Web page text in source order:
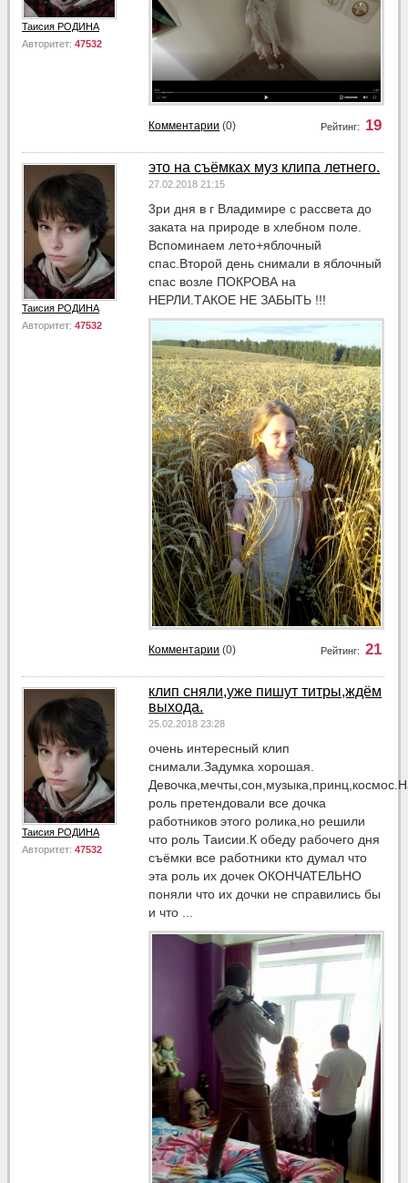
Таисия РОДИНА
Авторитет: 47532
Комментарии (0) Рейтинг: 19
Таисия РОДИНА
Авторитет: 47532
это на съёмках муз клипа летнего.
27.02.2018 21:15
3ри дня в г Владимире с рассвета до
заката на природе в хлебном поле.
Вспоминаем лето+яблочный
спас.Второй день снимали в яблочный
спас возле ПОКРОВА на
НЕРЛИ.ТАКОЕ НЕ ЗАБЫТЬ !!!
Комментарии (0) Рейтинг: 21
Таисия РОДИНА
Авторитет: 47532
клип сняли,уже пишут титры,ждём
выхода.
25.02.2018 23:28
очень интересный клип
снимали.Задумка хорошая.
роль претендовали все дочка
работников этого ролика,но решили
что роль Таисии.К обеду рабочего дня
съёмки все работники кто думал что
эта роль их дочек ОКОНЧАТЕЛЬНО
поняли что их дочки не справились бы
и что ...